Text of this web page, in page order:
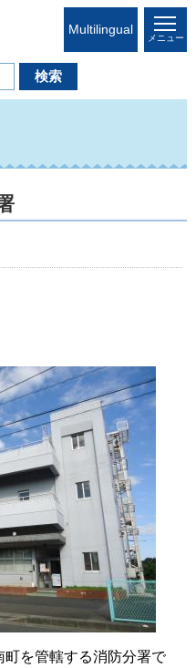
Multilingual
メニュー
を管轄する消防分署で